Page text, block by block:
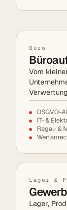
Büro
Vom
DSGVO-
IT- &
Regal- &
Lager &
Lager,